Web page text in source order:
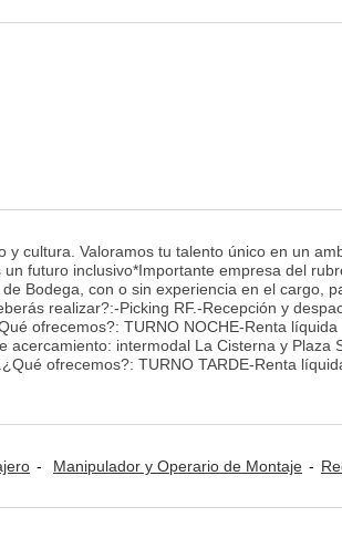
cultura. Valoramos tu talento único en un
futuro inclusivo*Importante empresa del
Bodega, con o sin experiencia en el cargo,
realizar?:-Picking RF.-Recepción y
ofrecemos?: TURNO NOCHE-Renta líquida
intermodal La Cisterna y Plaza
ofrecemos?: TURNO TARDE-Renta
Manipulador y Operario de Montaje Recursos Humanos: